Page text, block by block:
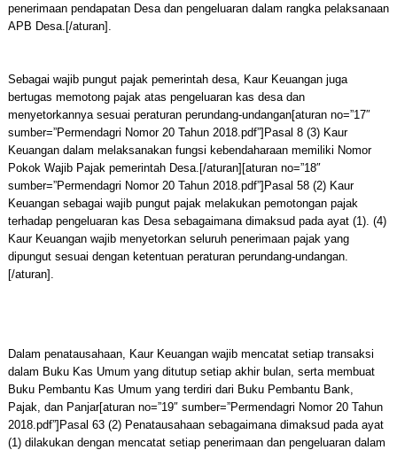
penerimaan pendapatan Desa dan pengeluaran dalam rangka pelaksanaan
APB Desa.[/aturan].
Sebagai wajib pungut pajak pemerintah desa, Kaur Keuangan juga
bertugas memotong pajak atas pengeluaran kas desa dan
menyetorkannya sesuai peraturan perundang-undangan[aturan no=”17″
sumber=”Permendagri Nomor 20 Tahun 2018.pdf”]Pasal 8 (3) Kaur
Keuangan dalam melaksanakan fungsi kebendaharaan memiliki Nomor
Pokok Wajib Pajak pemerintah Desa.[/aturan][aturan no=”18″
sumber=”Permendagri Nomor 20 Tahun 2018.pdf”]Pasal 58 (2) Kaur
Keuangan sebagai wajib pungut pajak melakukan pemotongan pajak
terhadap pengeluaran kas Desa sebagaimana dimaksud pada ayat (1). (4)
Kaur Keuangan wajib menyetorkan seluruh penerimaan pajak yang
dipungut sesuai dengan ketentuan peraturan perundang-undangan.
[/aturan].
Dalam penatausahaan, Kaur Keuangan wajib mencatat setiap transaksi
dalam Buku Kas Umum yang ditutup setiap akhir bulan, serta membuat
Buku Pembantu Kas Umum yang terdiri dari Buku Pembantu Bank,
Pajak, dan Panjar[aturan no=”19″ sumber=”Permendagri Nomor 20 Tahun
2018.pdf”]Pasal 63 (2) Penatausahaan sebagaimana dimaksud pada ayat
(1) dilakukan dengan mencatat setiap penerimaan dan pengeluaran dalam